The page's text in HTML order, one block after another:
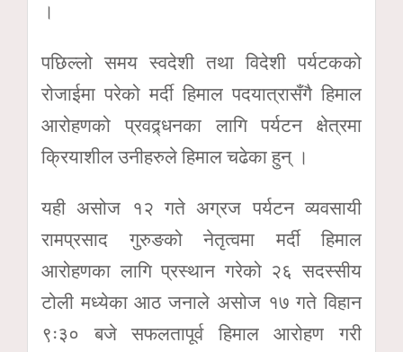
।
पछिल्लो समय स्वदेशी तथा विदेशी पर्यटकको
रोजाईमा परेको मर्दी हिमाल पदयात्रासँगै हिमाल
आरोहणको प्रवद्र्धनका लागि पर्यटन क्षेत्रमा
क्रियाशील उनीहरुले हिमाल चढेका हुन् ।
यही असोज १२ गते अग्रज पर्यटन व्यवसायी
रामप्रसाद गुरुङको नेतृत्वमा मर्दी हिमाल
आरोहणका लागि प्रस्थान गरेको २६ सदस्सीय
टोली मध्येका आठ जनाले असोज १७ गते विहान
९ः३० बजे सफलतापूर्व हिमाल आरोहण गरी